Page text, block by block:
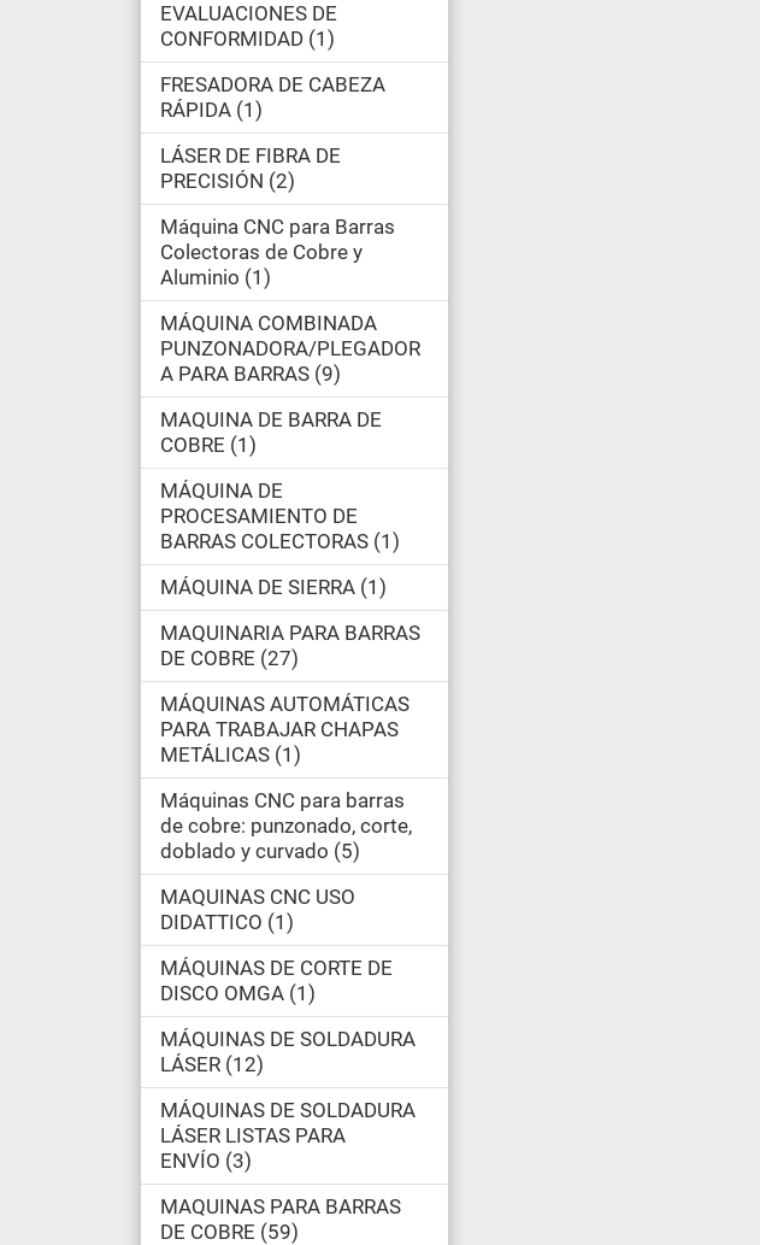
EVALUACIONES DE
CONFORMIDAD 1
FRESADORA DE CABEZA
RÁPIDA 1
LÁSER DE FIBRA DE
PRECISIÓN 2
Máquina CNC para Barras
Colectoras de Cobre y
Aluminio 1
MÁQUINA COMBINADA
PUNZONADORA/PLEGADOR
A PARA BARRAS 9
MAQUINA DE BARRA DE
COBRE 1
MÁQUINA DE
PROCESAMIENTO DE
BARRAS COLECTORAS 1
MÁQUINA DE SIERRA 1
MAQUINARIA PARA BARRAS
DE COBRE 27
MÁQUINAS AUTOMÁTICAS
PARA TRABAJAR CHAPAS
METÁLICAS 1
Máquinas CNC para barras
de cobre: punzonado, corte,
doblado y curvado 5
MAQUINAS CNC USO
DIDATTICO 1
MÁQUINAS DE CORTE DE
DISCO OMGA 1
MÁQUINAS DE SOLDADURA
LÁSER 12
MÁQUINAS DE SOLDADURA
LÁSER LISTAS PARA
ENVÍO 3
MAQUINAS PARA BARRAS
DE COBRE 59